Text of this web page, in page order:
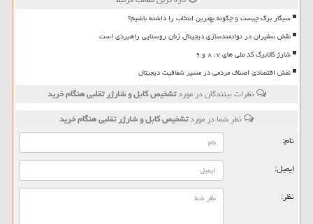
سیگار برگ چیست و چگونه بهترین انتخاب را داشته باشیم؟
نقش سفیران در توانمندسازی دیجیتال زنان روستایی راهبردی است
شارژ کالابرگ کد ملی های ۷، ۸ و ۹
نقش اقتصادی اصناف مردمی در مسیر شفافیت دیجیتال
نظرات بینندگان در موردتشخیص کابل و شارژر تقلبی هنگام خرید
نظر شما در موردتشخیص کابل و شارژر تقلبی هنگام خرید
نام:
ایمیل:
نظر: